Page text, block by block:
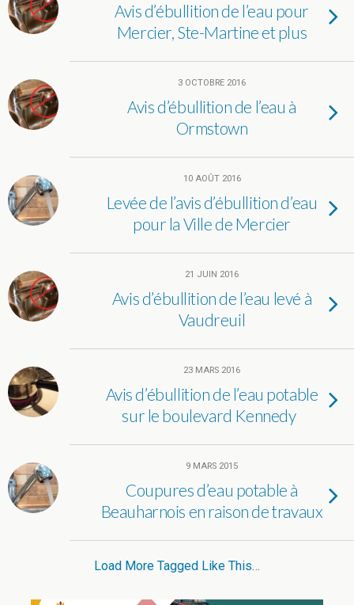
Avis d’ébullition de l’eau pour
Mercier, Ste-Martine et plus
3 OCTOBRE 2016
Avis d’ébullition de l’eau à
Ormstown
10 AOÛT 2016
Levée de l’avis d’ébullition d’eau
pour la Ville de Mercier
21 JUIN 2016
Avis d’ébullition de l’eau levé à
Vaudreuil
23 MARS 2016
Avis d’ébullition de l’eau potable
sur le boulevard Kennedy
9 MARS 2015
Coupures d’eau potable à
Beauharnois en raison de travaux
Load More Tagged Like This…